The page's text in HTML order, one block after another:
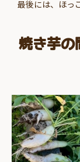
最後には、ほっ
焼き芋の